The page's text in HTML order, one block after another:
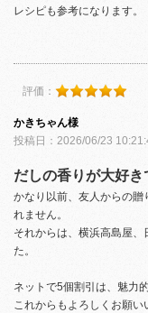
レシピも参考になります。
評価：
かきちゃん様
投稿日：2026/06/23
だしの香りが大好き
かなり以前、友人からの贈
れません。
それからは、横浜高島屋
た。
ネットで5個割引は、魅力的
これからもよろしくお願い